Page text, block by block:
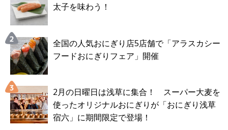
太子を味わう！
全国の人気おにぎり店5店舗で「アラスカシー
フードおにぎりフェア」開催
2月の日曜日は浅草に集合！ スーパー大麦を
使ったオリジナルおにぎりが「おにぎり浅草
宿六」に期間限定で登場！